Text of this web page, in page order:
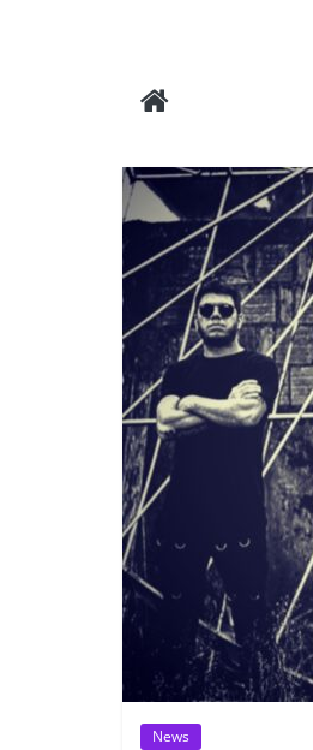
Wargods
Press
Assessoria
e
Conteúdos
News